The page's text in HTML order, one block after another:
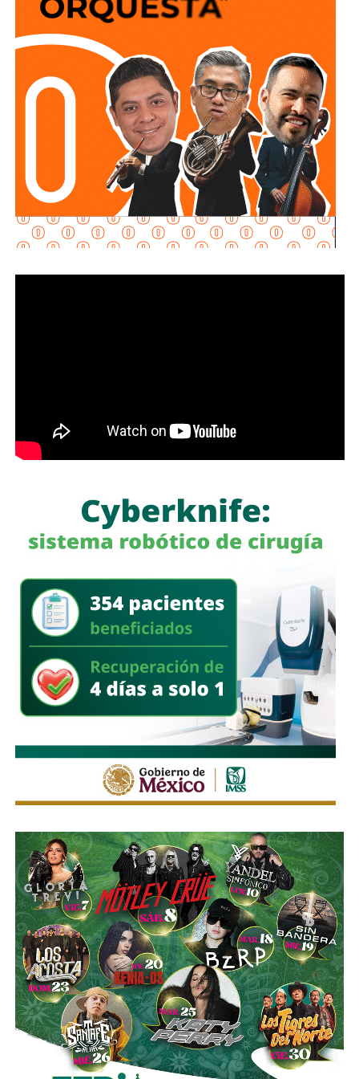
La tercera,y esta va con dedicatoria:
Potosí —y en todo el país— una fauna de páginas que se
hacen llamar medios pero a las que en realidad no se
puede llamar por ningún nombre, porque son anónimas.
Son esas páginas que escriben sincronizadas como si
les mandaran guión. No usan método periodístico, usan
adjetivos, conjeturas y afirmaciones sin comprobar.Ellos
no quieren informar: quieren atacar sin honor,todos
conocemos a alguno y todos sabemos que esascañerías
de publicaciones tienen sus villanos favoritos y sus
mecenas invisibles(entre comillas, subrayado y en
rojo…no son invisibles aunque así lo crean)
la cobardía.
A esa revisión le vamos a llamar El Graznido del Pato. No
para darles importancia —lo último que merecen— sino
para lo contrario: para que al menos
mi Culto Público y el
círculo rojo de este estado distinga a esos como lo
que son y lo poco que valen. Desestimarlos es justo.
Si algún dueño, patrocinador o autor escondido de estas
quiere reclamar algo, el trámite es
bien simple:quitarse la máscara.Hablar de frente y
hacerse responsable de sus publicaciones de manera
Los espero, yo no tengo prisa, confío en su
profunda intolerancia al ego herido.
Ahora, lo que hace posible este cambio no es solo un
arranque de valentía ni mi despertar ese de madrugada.
Detrás de estos cambios, nuestro medio empieza a
operar una infraestructura de inteligencia artificial
diseñada para hacer lo que ningún equipo humano puede
hacer todos los días con todo lo que se publica: leer la
información, desarmarla, extraer los datos cuando se
detecten , y cruzarlos contra la memoria de lo que ya se
dijo antes.
La máquina recuerda lo que luego el poder confía en que
se nos olvide.Esa será su función y también su límite:
reflejantes que contribuyan a incrementar su
visibilidad y la del vehículo durante su circulación,
especialmente en condiciones de baja iluminación.
Además la disposición también señala que las personas
conductoras deberán cumplir con las demás medidas de
seguridad previstas en la legislación estatal.
La diputada Brisseire Sánchez López, explicó que
mantener las luces encendidas permite incrementar
la visibilidad de las motocicletas ante otros usuarios
de la vía, debido a que por sus dimensiones pueden ser
menos perceptibles que otros vehículos, particularmente
La legisladora destacó que, la Ley General de Movilidad y
Seguridad Vial establece la obligación de las autoridades
competentes de implementar medidas preventivas
en la mayor medida posible, la protección de la vida y la
integridad física de las personas durante sus
desplazamientos por las vías públicas.
Con la reforma aprobada, el marco regulatorio estatal
seguridad de quienes utilizan motocicletas y
atendiendo principios y estándares
seguridad vial.
La utilización de luces encendidas de manera permanente
y de elementos luminosos o reflejantes permitirá facilitar
la identificación de estos vehículos por parte de los
demás conductores, particularmente durante la noche, en
zonas con poca iluminación o ante condiciones que
reduzcan la visibilidad.
La diputada Sánchez López señaló que estas
disposiciones representan una medida preventiva
orientada a proteger la vida de las personas motociclistas,
disminuir la posibilidad de accidentes y reducir la
gravedad de las lesiones y fallecimientos derivados de